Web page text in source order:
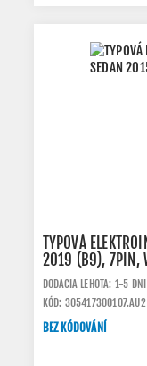
TYPOVÁ
2019 (B9), 7PIN,
DODACIA LEHOTA: 1-5 DNI
KÓD: 305417300107.AU2
BEZ KÓDOVÁNÍ